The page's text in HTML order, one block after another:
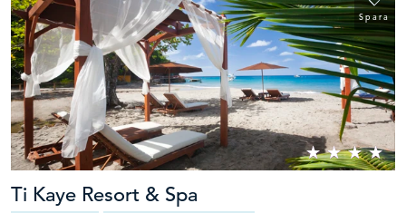
Spara
Ti Kaye Resort & Spa